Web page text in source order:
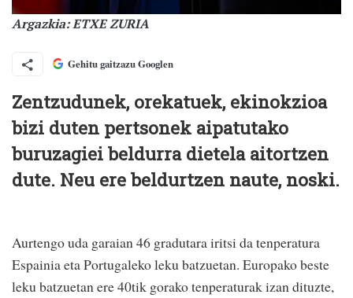
Argazkia: ETXE ZURIA
Gehitu gaitzazu Googlen
Zentzudunek, orekatuek, ekinokzioa
bizi duten pertsonek aipatutako
buruzagiei beldurra dietela aitortzen
dute. Neu ere beldurtzen naute, noski.
Aurtengo uda garaian 46 gradutara iritsi da tenperatura
Espainia eta Portugaleko leku batzuetan. Europako beste
leku batzuetan ere 40tik gorako tenperaturak izan dituzte,